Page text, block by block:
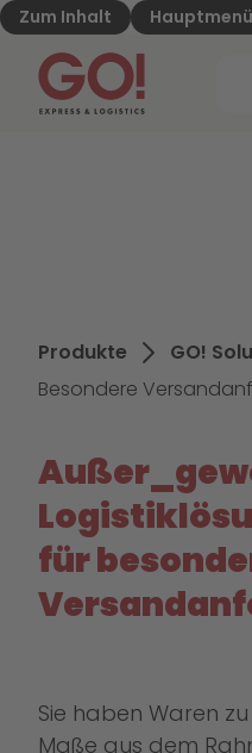
Zum Inhalt Hauptmenü
GO! Express &
Produkte
GO!
Besondere
für
Sie haben Waren
Maße aus dem